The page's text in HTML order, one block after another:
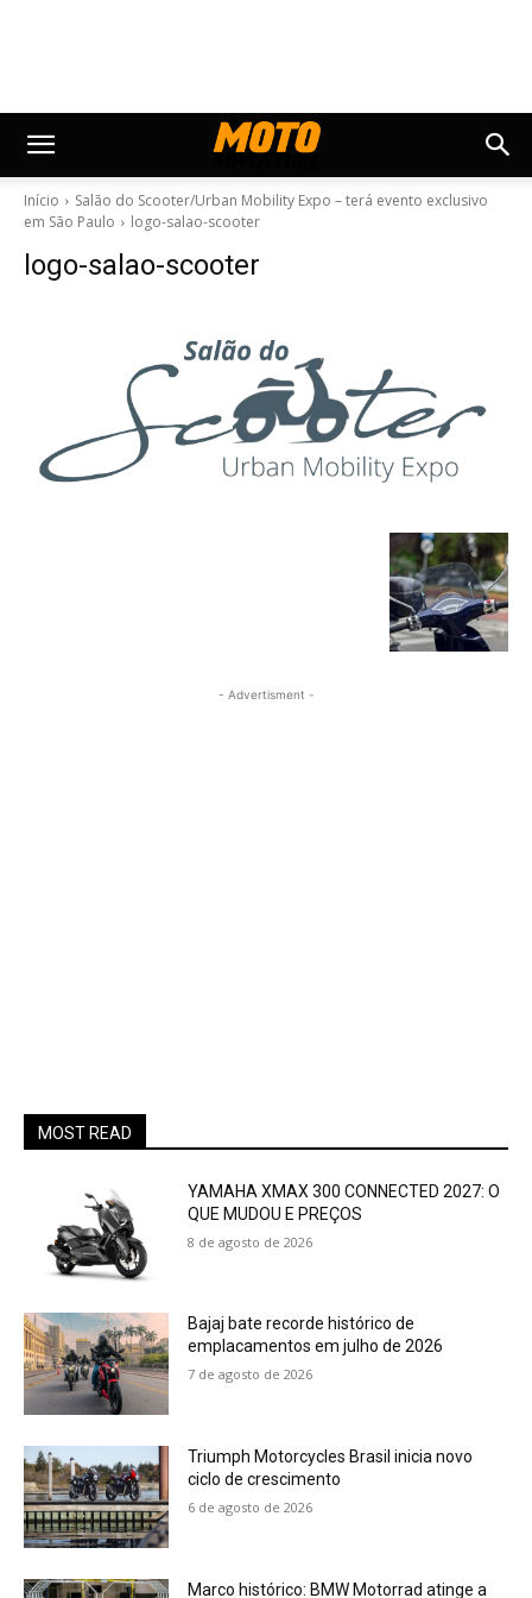
Início
Salão do Scooter/Urban Mobility Expo – terá evento exclusivo
em São Paulo
logo-salao-scooter
logo-salao-scooter
- Advertisment -
MOST READ
YAMAHA XMAX 300 CONNECTED 2027: O
QUE MUDOU E PREÇOS
8 de agosto de 2026
Bajaj bate recorde histórico de
emplacamentos em julho de 2026
7 de agosto de 2026
Triumph Motorcycles Brasil inicia novo
ciclo de crescimento
6 de agosto de 2026
Marco histórico: BMW Motorrad atinge a